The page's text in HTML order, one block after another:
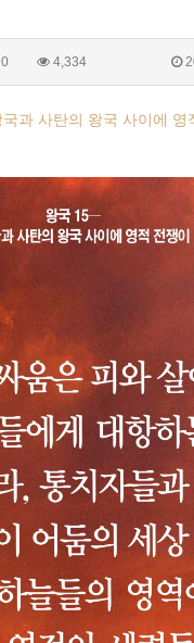
0 4,334
과 사탄의 왕국 사이에 영